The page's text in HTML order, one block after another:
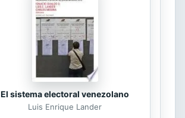
El sistema electoral venezolano
Luis Enrique Lander